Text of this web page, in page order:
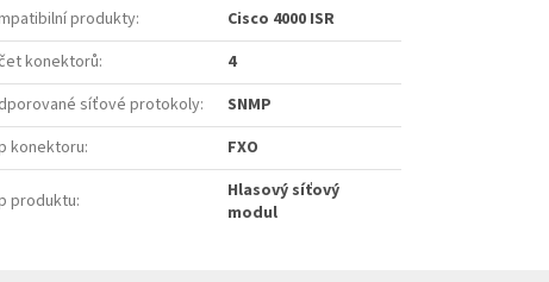
produkty:
Cisco 4000 ISR
konektorů:
4
síťové protokoly:
SNMP
konektoru: FXO
produktu:
Hlasový síťový
modul